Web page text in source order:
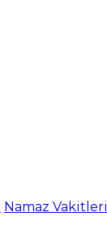
Namaz Vakitleri